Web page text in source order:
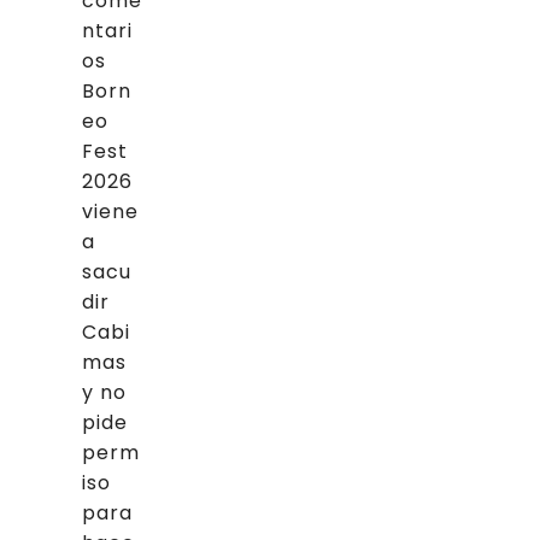
ntari
os
Born
eo
Fest
2026
viene
a
sacu
dir
Cabi
mas
y no
pide
perm
iso
para